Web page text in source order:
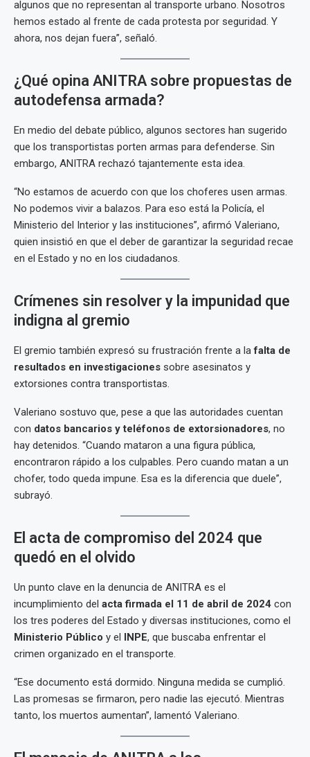
algunos que no representan al transporte urbano. Nosotros
hemos estado al frente de cada protesta por seguridad. Y
ahora, nos dejan fuera”, señaló.
¿Qué opina ANITRA sobre propuestas de
autodefensa armada?
En medio del debate público, algunos sectores han sugerido
que los transportistas porten armas para defenderse. Sin
embargo, ANITRA rechazó tajantemente esta idea.
“No estamos de acuerdo con que los choferes usen armas.
No podemos vivir a balazos. Para eso está la Policía, el
Ministerio del Interior y las instituciones”, afirmó Valeriano,
quien insistió en que el deber de garantizar la seguridad recae
en el Estado y no en los ciudadanos.
Crímenes sin resolver y la impunidad que
indigna al gremio
El gremio también expresó su frustración frente a lafalta de
resultados en investigaciones sobre asesinatos y
extorsiones contra transportistas.
Valeriano sostuvo que, pese a que las autoridades cuentan
con datos bancarios y teléfonos de extorsionadores, no
hay detenidos. “Cuando mataron a una figura pública,
encontraron rápido a los culpables. Pero cuando matan a un
chofer, todo queda impune. Esa es la diferencia que duele”,
subrayó.
El acta de compromiso del 2024 que
quedó en el olvido
Un punto clave en la denuncia de ANITRA es el
incumplimiento del acta firmada el 11 de abril de 2024 con
los tres poderes del Estado y diversas instituciones, como el
Ministerio Público y el INPE, que buscaba enfrentar el
crimen organizado en el transporte.
“Ese documento está dormido. Ninguna medida se cumplió.
Las promesas se firmaron, pero nadie las ejecutó. Mientras
tanto, los muertos aumentan”, lamentó Valeriano.